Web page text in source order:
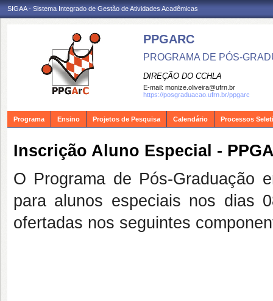
SIGAA - Sistema Integrado de Gestão de Atividades Acadêmicas
PPGARC
PROGRAMA DE PÓS-
DIREÇÃO DO CCHLA
E-mail: monize.oliveira@ufrn.br
https://posgraduacao.ufrn.br/ppgarc
Programa Ensino Projetos de Pesquisa Calendário Processos
Inscrição Aluno Especial -
O Programa de Pós-Graduação
para alunos especiais nos dias
ofertadas nos seguintes